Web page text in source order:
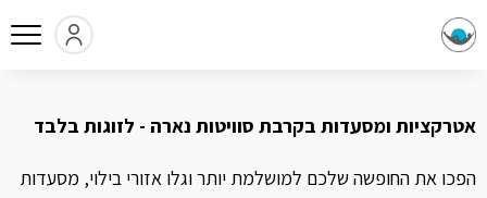
אטרקציות ומסעדות בקרבת סוויטות נארה - לזוגות בלבד
הפכו את החופשה שלכם למושלמת יותר וגלו אזורי בילוי, מסעדות